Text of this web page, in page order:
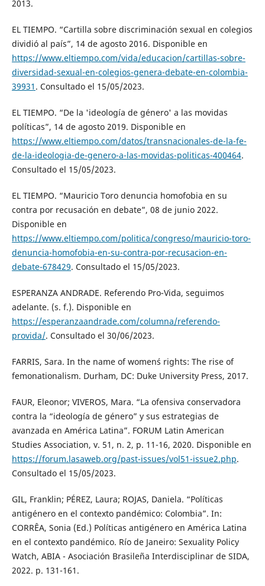
2013.
EL TIEMPO. “Cartilla sobre discriminación sexual en colegios
dividió al país”, 14 de agosto 2016. Disponible en
https://www.eltiempo.com/vida/educacion/cartillas-sobre-
diversidad-sexual-en-colegios-genera-debate-en-colombia-
39931 . Consultado el 15/05/2023.
EL TIEMPO. “De la 'ideología de género' a las movidas
políticas”, 14 de agosto 2019. Disponible en
https://www.eltiempo.com/datos/transnacionales-de-la-fe-
de-la-ideologia-de-genero-a-las-movidas-politicas-400464.
Consultado el 15/05/2023.
EL TIEMPO. “Mauricio Toro denuncia homofobia en su
contra por recusación en debate”, 08 de junio 2022.
Disponible en
https://www.eltiempo.com/politica/congreso/mauricio-toro-
denuncia-homofobia-en-su-contra-por-recusacion-en-
debate-678429. Consultado el 15/05/2023.
ESPERANZA ANDRADE. Referendo Pro-Vida, seguimos
adelante. (s. f.). Disponible en
https://esperanzaandrade.com/columna/referendo-
provida/. Consultado el 30/06/2023.
FARRIS, Sara. In the name of women´s rights: The rise of
femonationalism. Durham, DC: Duke University Press, 2017.
FAUR, Eleonor; VIVEROS, Mara. “La ofensiva conservadora
contra la “ideología de género” y sus estrategias de
avanzada en América Latina”. FORUM Latin American
Studies Association, v. 51, n. 2, p. 11-16, 2020. Disponible en
https://forum.lasaweb.org/past-issues/vol51-issue2.php.
Consultado el 15/05/2023.
GIL, Franklin; PÉREZ, Laura; ROJAS, Daniela. “Políticas
antigénero en el contexto pandémico: Colombia”. In:
CORRÊA, Sonia (Ed.) Políticas antigénero en América Latina
en el contexto pandémico. Río de Janeiro: Sexuality Policy
Watch, ABIA - Asociación Brasileña Interdisciplinar de SIDA,
2022. p. 131-161.